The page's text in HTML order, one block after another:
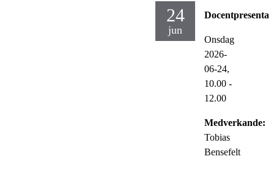
24
jun
Onsdag
2026-
06-24,
10.00 -
12.00
Medverkande:
Tobias
Bensefelt